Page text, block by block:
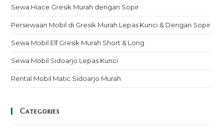
Sewa Hiace Gresik Murah dengan Sopir
Persewaan Mobil di Gresik Murah Lepas Kunci & Dengan Sopir
Sewa Mobil Elf Gresik Murah Short & Long
Sewa Mobil Sidoarjo Lepas Kunci
Rental Mobil Matic Sidoarjo Murah
Categories